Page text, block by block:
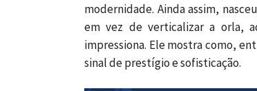
modernidade. Ainda assim,
em vez de verticalizar a orla,
impressiona. Ele mostra como,
sinal de prestígio e sofisticação.